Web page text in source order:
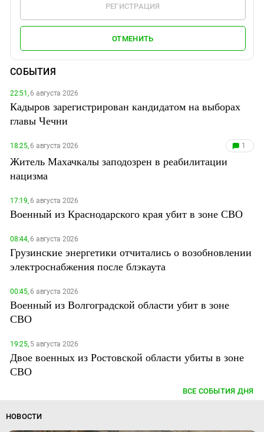
РЕГИСТРАЦИЯ
ОТМЕНИТЬ
СОБЫТИЯ
22:51,6 августа 2026
Кадыров зарегистрирован кандидатом на выборах
главы Чечни
18:25,6 августа 2026 1
Житель Махачкалы заподозрен в реабилитации
нацизма
17:19,6 августа 2026
Военный из Краснодарского края убит в зоне СВО
08:44,6 августа 2026
Грузинские энергетики отчитались о возобновлении
электроснабжения после блэкаута
00:45,6 августа 2026
Военный из Волгоградской области убит в зоне
СВО
19:25,5 августа 2026
Двое военных из Ростовской области убиты в зоне
СВО
ВСЕ СОБЫТИЯ ДНЯ
НОВОСТИ